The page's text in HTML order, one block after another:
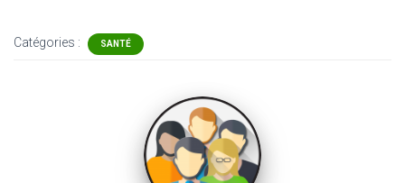
Catégories : SANTÉ